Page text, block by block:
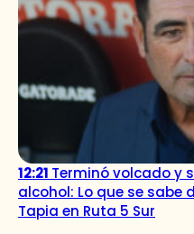
12:21 Terminó volcado y
alcohol: Lo que se sabe
Tapia en Ruta 5 Sur